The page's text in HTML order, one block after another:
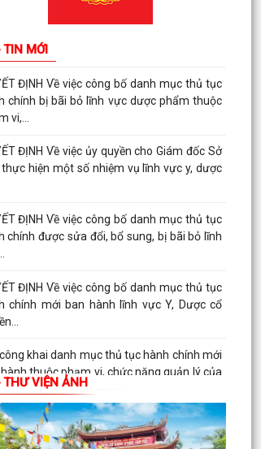
TIN MỚI
vi,...
ĐỊNH Về việc công bố danh mục thủ tục
chính bị bãi bỏ lĩnh vực dược phẩm thuộc
vi,...
ĐỊNH Về việc ủy quyền cho Giám đốc Sở
thực hiện một số nhiệm vụ lĩnh vực y, dược
ĐỊNH Về việc công bố danh mục thủ tục
chính được sửa đổi, bổ sung, bị bãi bỏ lĩnh
ĐỊNH Về việc công bố danh mục thủ tục
chính mới ban hành lĩnh vực Y, Dược cổ
khai danh mục thủ tục hành chính mới
thuộc phạm vi, chức năng quản lý của
tế
BÁO Về việc công khai số điện thoại
dây nóng, Fanpage tiếp nhận thông tin
THƯ VIỆN ẢNH